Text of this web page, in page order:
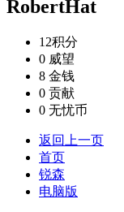
RobertHat
12积分
0 威望
8 金钱
0 贡献
0 无忧币
返回上一页
首页
锐森
电脑版